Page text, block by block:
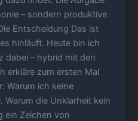
– sondern produktive
Entscheidung Das ist
hinläuft. Heute bin ich
dabei – hybrid mit den
erkläre zum ersten Mal
Warum ich keine
die Unklarheit kein
ein Zeichen von